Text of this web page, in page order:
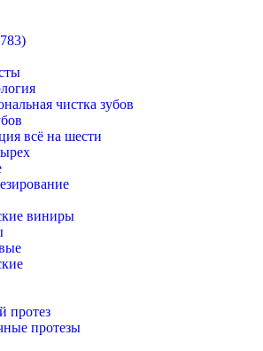
чистка зубов
всё на шести
виниры
протез
протезы